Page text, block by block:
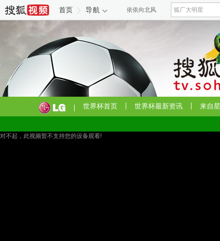
首页 导航 依依向北风
三江潮
黄石第一季
世界杯首页 世界杯最新资讯 来自
对不起，此视频暂不支持您的设备观看!